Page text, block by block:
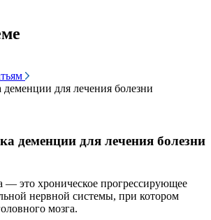
деменции для лечения болезни
— это хроническое прогрессирующее
нервной системы, при котором
мозга.